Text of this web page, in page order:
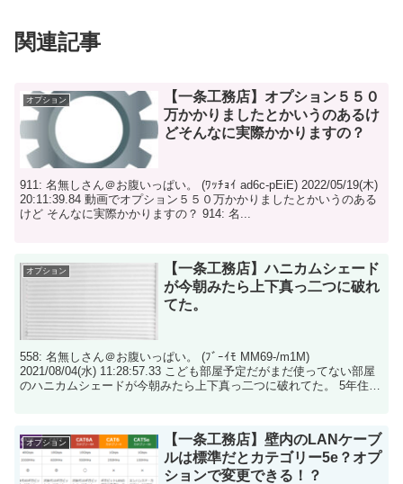
関連記事
オプション
【一条工務店】オプション５５０
万かかりましたとかいうのあるけ
どそんなに実際かかりますの？
911: 名無しさん＠お腹いっぱい。 (ﾜｯﾁｮｲ ad6c-pEiE) 2022/05/19(木)
20:11:39.84 動画でオプション５５０万かかりましたとかいうのある
けど そんなに実際かかりますの？ 914: 名...
オプション
【一条工務店】ハニカムシェード
が今朝みたら上下真っ二つに破れ
てた。
558: 名無しさん＠お腹いっぱい。 (ﾌﾞｰｲﾓ MM69-/m1M)
2021/08/04(水) 11:28:57.33 こども部屋予定だがまだ使ってない部屋
のハニカムシェードが今朝みたら上下真っ二つに破れてた。 5年住ん
オプション
【一条工務店】壁内のLANケーブ
ルは標準だとカテゴリー5e？オプ
ションで変更できる！？